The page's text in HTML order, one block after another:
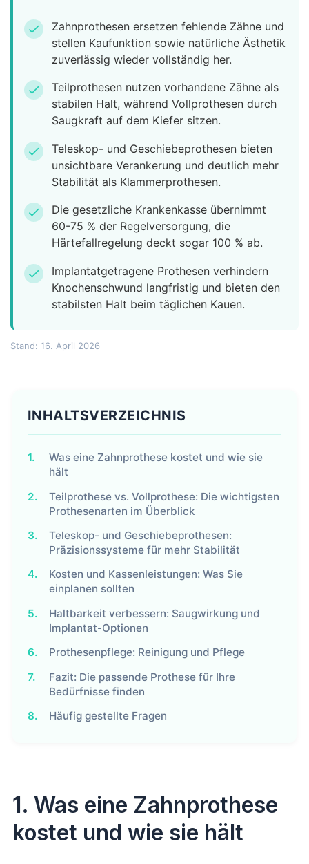
check
Zahnprothesen ersetzen fehlende Zähne und
stellen Kaufunktion sowie natürliche Ästhetik
zuverlässig wieder vollständig her.
check
Teilprothesen nutzen vorhandene Zähne als
stabilen Halt, während Vollprothesen durch
Saugkraft auf dem Kiefer sitzen.
check
Teleskop- und Geschiebeprothesen bieten
unsichtbare Verankerung und deutlich mehr
Stabilität als Klammerprothesen.
check
Die gesetzliche Krankenkasse übernimmt
60-75 % der Regelversorgung, die
Härtefallregelung deckt sogar 100 % ab.
check
Implantatgetragene Prothesen verhindern
Knochenschwund langfristig und bieten den
stabilsten Halt beim täglichen Kauen.
Stand: 16. April 2026
INHALTSVERZEICHNIS
1.
Was eine Zahnprothese kostet und wie sie
hält
2.
Teilprothese vs. Vollprothese: Die wichtigsten
Prothesenarten im Überblick
3.
Teleskop- und Geschiebeprothesen:
Präzisionssysteme für mehr Stabilität
4.
Kosten und Kassenleistungen: Was Sie
einplanen sollten
5.
Haltbarkeit verbessern: Saugwirkung und
Implantat-Optionen
6.
Prothesenpflege: Reinigung und Pflege
7.
Fazit: Die passende Prothese für Ihre
Bedürfnisse finden
8.
Häufig gestellte Fragen
1. Was eine Zahnprothese
kostet und wie sie hält